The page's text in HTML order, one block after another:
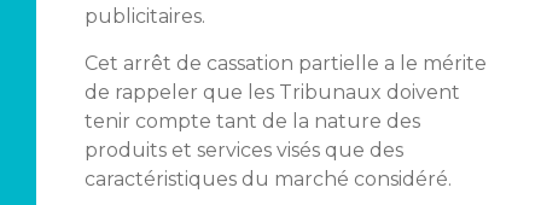
publicitaires.
Cet arrêt de cassation partielle a le mérite
de rappeler que les Tribunaux doivent
tenir compte tant de la nature des
produits et services visés que des
caractéristiques du marché considéré.